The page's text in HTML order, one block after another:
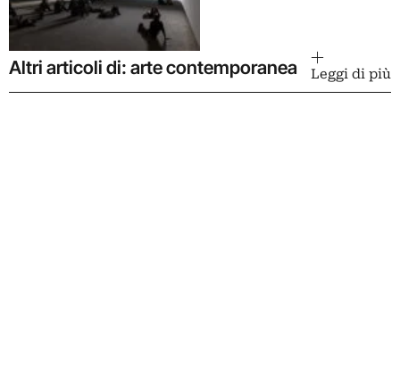
Altri articoli di: arte contemporanea Leggi di più